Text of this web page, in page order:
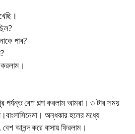
পাব?
বেশ গল্প করলাম আমরা। ৩ টার সময়
অন্ধকার হলের মধ্যে
আনন্দ করে বাসায় ফিরলাম।